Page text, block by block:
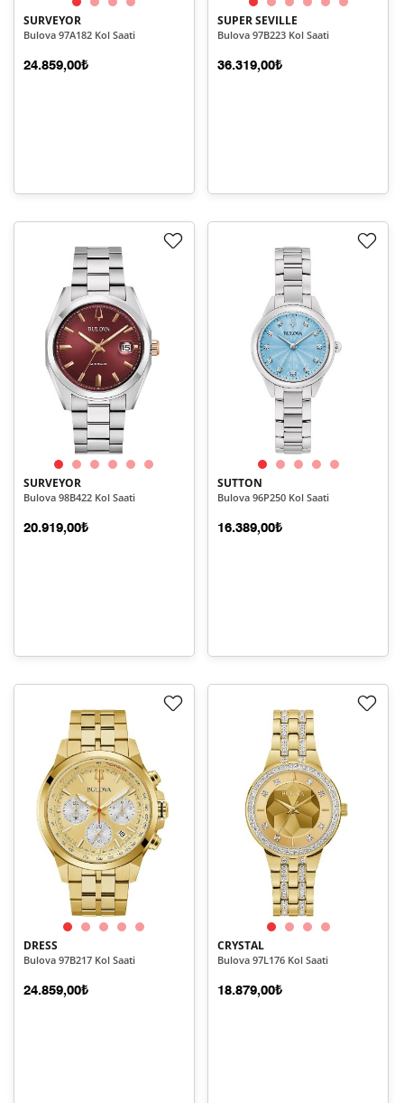
SURVEYOR
Bulova 97A182 Kol Saati
24.859,00₺
SUPER SEVILLE
Bulova 97B223 Kol Saati
36.319,00₺
SURVEYOR
Bulova 98B422 Kol Saati
20.919,00₺
SUTTON
Bulova 96P250 Kol Saati
16.389,00₺
DRESS
Bulova 97B217 Kol Saati
24.859,00₺
CRYSTAL
Bulova 97L176 Kol Saati
18.879,00₺